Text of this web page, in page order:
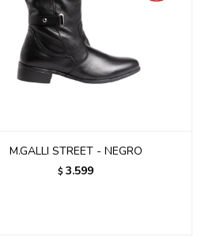
M.GALLI STREET - NEGRO
$ 3.599